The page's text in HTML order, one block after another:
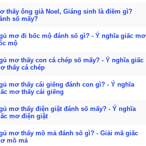
thấy ông già Noel, Giáng sinh là điềm gì?
số mấy?
mơ đi bốc mộ đánh số gì? - Ý nghĩa giấc mơ
mộ
mơ thấy con cá chép số mấy? - Ý nghĩa giấc
thấy cá chép
mơ thấy cái giếng đánh con gì? - Ý nghĩa
mơ thấy cái giếng
mơ thấy điện giật đánh số mấy? - Ý nghĩa
mơ điện giật
mơ thấy mồ mả đánh số gì? - Giải mã giấc
mồ mả